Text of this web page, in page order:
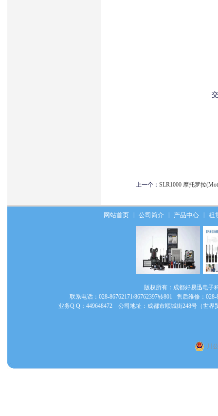
上一个： SLR1000 摩托罗拉
网站首页 公司简介 产品中心 租
版权所有：成都好易迅电
联系电话：028-86762171/86762397转801 售后维修：
业务Q Q：449648472 公司地址：成都市顺城街248号（世
川